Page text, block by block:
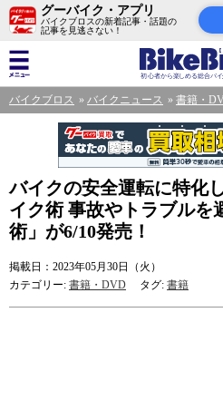
グーバイク・アプリ
バイクブロスの新着記事・話題の
記事を見逃さない！
バイクブロス バイクニュース 書籍・
バイクの安全運転に特化
イク術 事故やトラブルを
術」が6/10発売！
掲載日：2023年05月30日（火）
カテゴリー: 書籍・DVD タグ: 書籍